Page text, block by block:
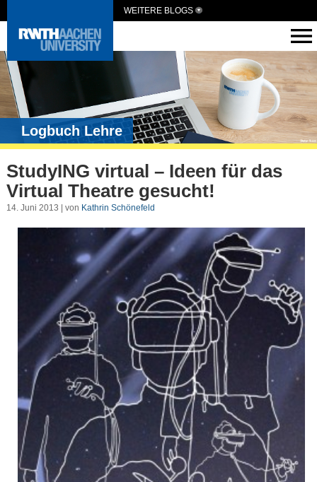
WEITERE BLOGS
Logbuch Lehre
StudyING virtual – Ideen für das
Virtual Theatre gesucht!
14. Juni 2013 | von Kathrin Schönefeld